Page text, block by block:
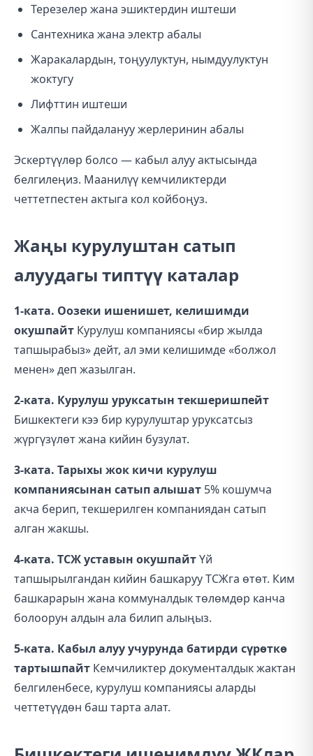
Терезелер жана эшиктердин иштеши
Сантехника жана электр абалы
Жаракалардын, тоңуулуктун, нымдуулуктун
жоктугу
Лифттин иштеши
Жалпы пайдалануу жерлеринин абалы
Эскертүүлөр болсо — кабыл алуу актысында
белгилеңиз. Маанилүү кемчиликтерди
четтетпестен актыга кол койбоңуз.
Жаңы курулуштан сатып
алуудагы типтүү каталар
1-ката. Оозеки ишенишет, келишимди
окушпайт Курулуш компаниясы «бир жылда
тапшырабыз» дейт, ал эми келишимде «болжол
менен» деп жазылган.
2-ката. Курулуш уруксатын текшеришпейт
Бишкектеги кээ бир курулуштар уруксатсыз
жүргүзүлөт жана кийин бузулат.
3-ката. Тарыхы жок кичи курулуш
компаниясынан сатып алышат 5% кошумча
акча берип, текшерилген компаниядан сатып
алган жакшы.
4-ката. ТСЖ уставын окушпайтҮй
тапшырылгандан кийин башкаруу ТСЖга өтөт. Ким
башкарарын жана коммуналдык төлөмдөр канча
болоорун алдын ала билип алыңыз.
5-ката. Кабыл алуу учурунда батирди сүрөткө
тартышпайт Кемчиликтер документалдык жактан
белгиленбесе, курулуш компаниясы аларды
четтетүүдөн баш тарта алат.